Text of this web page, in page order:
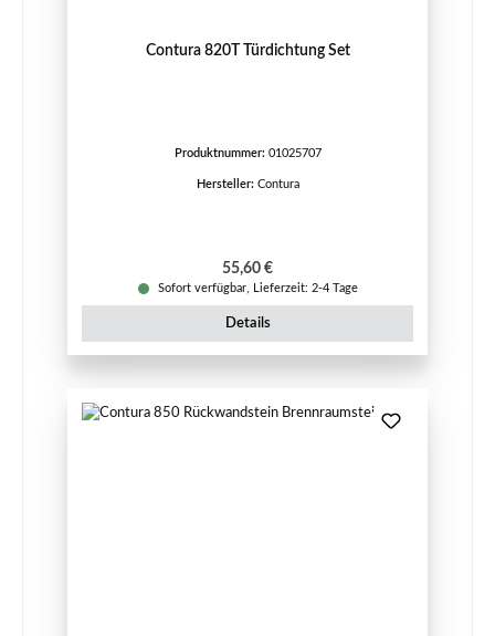
Contura 820T Türdichtung Set
Produktnummer: 01025707
Hersteller: Contura
Regulärer Preis:
55,60 €
Sofort verfügbar, Lieferzeit: 2-4 Tage
Details